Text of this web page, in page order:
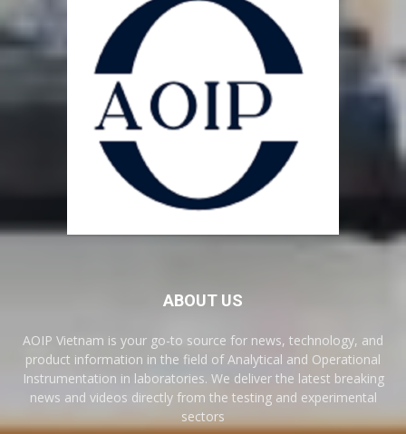
ABOUT US
AOIP Vietnam is your go-to source for news, technology, and
product information in the field of Analytical and Operational
Instrumentation in laboratories. We deliver the latest breaking
news and videos directly from the testing and experimental
sectors